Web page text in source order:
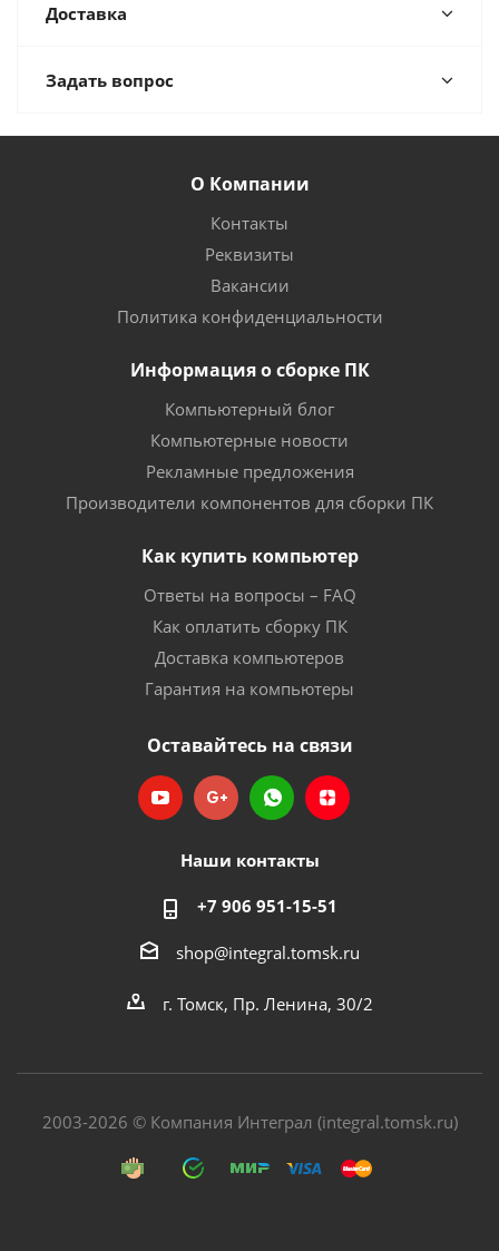
Доставка
Задать вопрос
О Компании
Контакты
Реквизиты
Вакансии
Политика конфиденциальности
Информация о сборке ПК
Компьютерный блог
Компьютерные новости
Рекламные предложения
Производители компонентов для сборки ПК
Как купить компьютер
Ответы на вопросы – FAQ
Как оплатить сборку ПК
Доставка компьютеров
Гарантия на компьютеры
Оставайтесь на связи
Наши контакты
+7 906 951-15-51
shop@integral.tomsk.ru
г. Томск, Пр. Ленина, 30/2
2003-2026 © Компания Интеграл (integral.tomsk.ru)